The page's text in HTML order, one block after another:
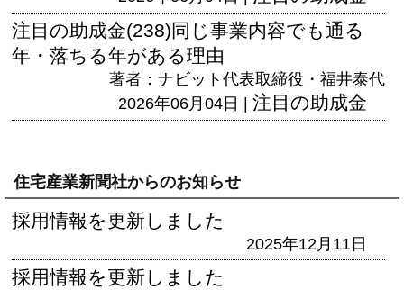
注目の助成金(238)同じ事業内容でも通る
年・落ちる年がある理由
著者：ナビット代表取締役・福井泰代
2026年06月04日 | 注目の助成金
住宅産業新聞社からのお知らせ
採用情報を更新しました
2025年12月11日
採用情報を更新しました